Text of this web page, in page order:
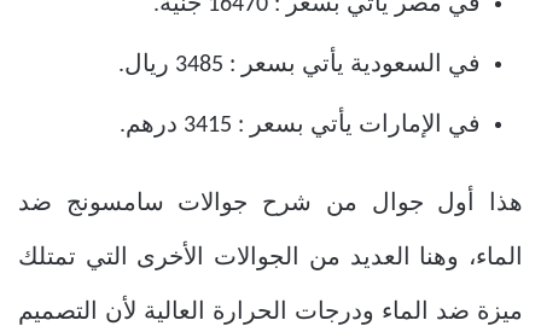
في مصر يأتي بسعر : 16470 جنية.
في السعودية يأتي بسعر : 3485 ريال.
في الإمارات يأتي بسعر : 3415 درهم.
هذا أول جوال من شرح جوالات سامسونج ضد
الماء، وهنا العديد من الجوالات الأخرى التي تمتلك
ميزة ضد الماء ودرجات الحرارة العالية لأن التصميم